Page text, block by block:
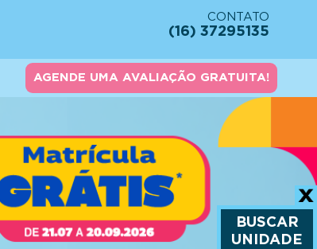
CONTATO
(16) 37295135
AGENDE UMA AVALIAÇÃO GRATUITA!
BUSCAR
UNIDADE